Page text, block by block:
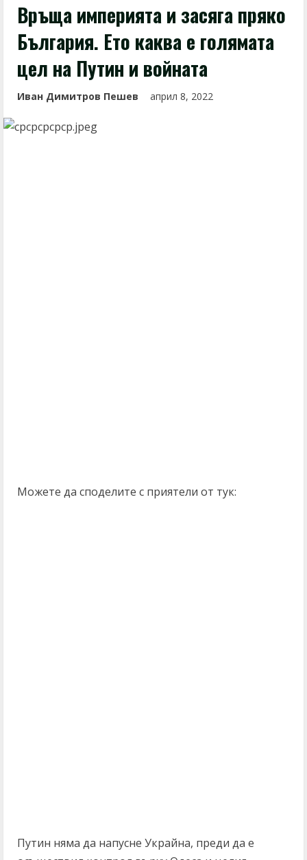
Връща империята и засяга пряко
България. Ето каква е голямата
цел на Путин и войната
Иван Димитров Пешев април 8, 2022
Можете да споделите с приятели от тук:
Путин няма да напусне Украйна, преди да е